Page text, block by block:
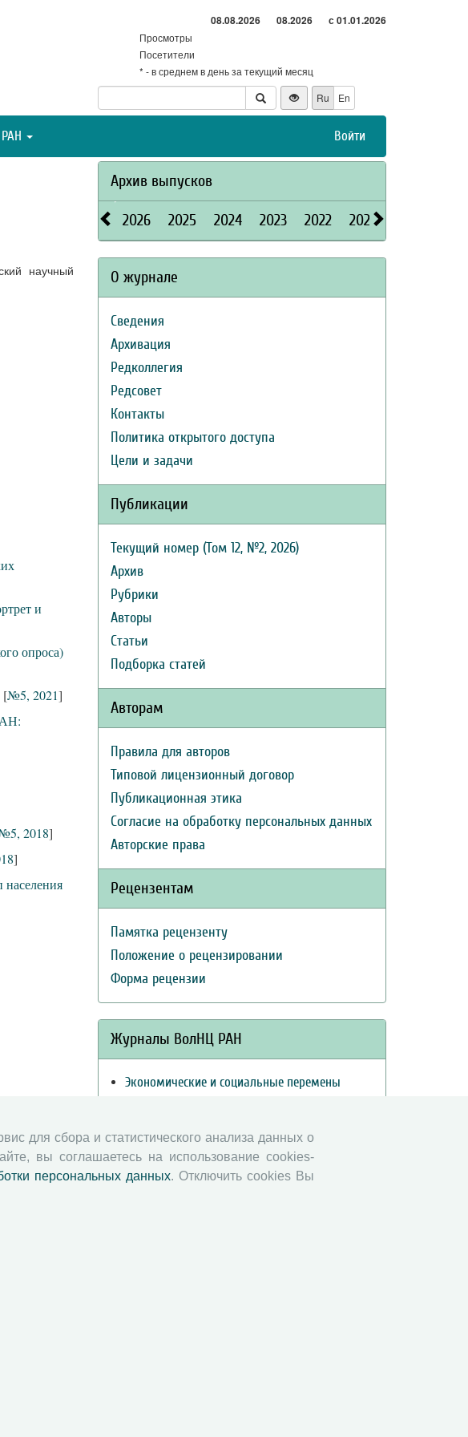
08.08.2026 08.2026 с 01.01.2026
Просмотры
Посетители
* - в среднем в день за текущий месяц
Ru
En
Войти
научный
и
опроса)
[№5, 2021]
2018]
]
населения
Архив выпусков
2026 2025 2024 2023 2022 2021
О журнале
Сведения
Архивация
Редколлегия
Редсовет
Контакты
Политика открытого доступа
Цели и задачи
Публикации
Текущий номер (Том 12, №2, 2026)
Архив
Рубрики
Авторы
Статьи
Подборка статей
Авторам
Правила для авторов
Типовой лицензионный договор
Публикационная этика
Согласие на обработку персональных данных
Авторские права
Рецензентам
Памятка рецензенту
Положение о рецензировании
Форма рецензии
Журналы ВолНЦ РАН
Экономические и социальные перемены
Социальное пространство
Юный экономист
для сбора и статистического анализа данных о
вы соглашаетесь на использование cookies-
персональных данных. Отключить cookies Вы